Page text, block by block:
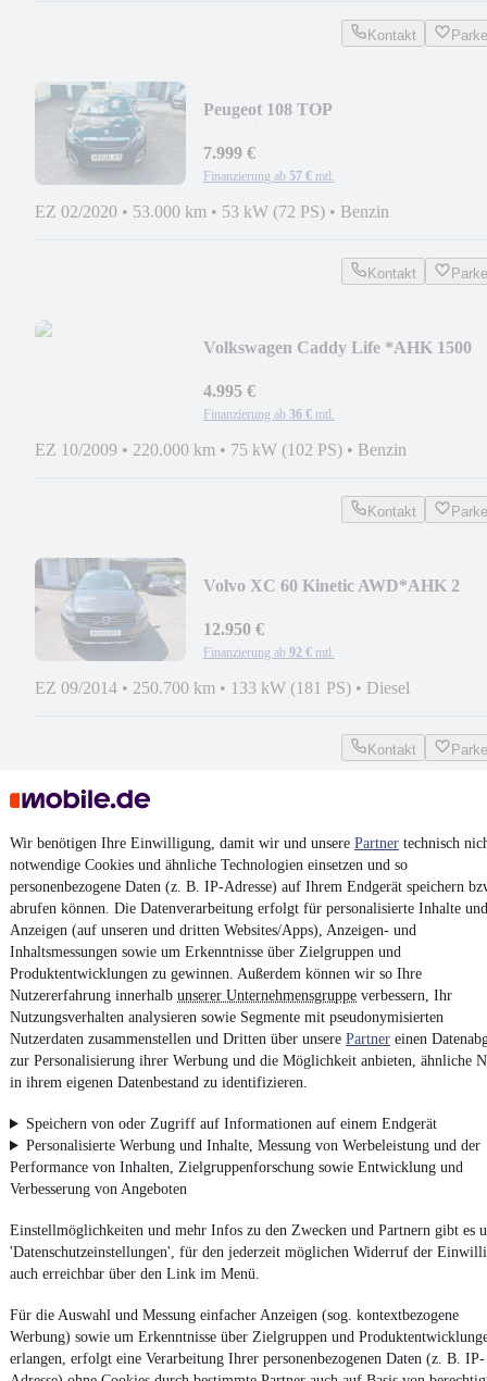
Wir benötigen Ihre Einwilligung, damit wir und unsere Partner technisch
notwendige Cookies und ähnliche Technologien einsetzen und so
personenbezogene Daten (z. B. IP-Adresse) auf Ihrem Endgerät speichern
abrufen können. Die Datenverarbeitung erfolgt für personalisierte Inhalte und
Anzeigen (auf unseren und dritten Websites/Apps), Anzeigen- und
Inhaltsmessungen sowie um Erkenntnisse über Zielgruppen und
Produktentwicklungen zu gewinnen. Außerdem können wir so Ihre
Nutzererfahrung innerhalb unserer Unternehmensgruppe verbessern, Ihr
Nutzungsverhalten analysieren sowie Segmente mit pseudonymisierten
Nutzerdaten zusammenstellen und Dritten über unsere Partner einen
zur Personalisierung ihrer Werbung und die Möglichkeit anbieten, ähnliche
in ihrem eigenen Datenbestand zu identifizieren.
Speichern von oder Zugriff auf Informationen auf einem Endgerät
Personalisierte Werbung und Inhalte, Messung von Werbeleistung und der
Performance von Inhalten, Zielgruppenforschung sowie Entwicklung und
Verbesserung von Angeboten
Einstellmöglichkeiten und mehr Infos zu den Zwecken und Partnern gibt es
'Datenschutzeinstellungen', für den jederzeit möglichen Widerruf der
auch erreichbar über den Link im Menü.
Für die Auswahl und Messung einfacher Anzeigen (sog. kontextbezogene
Werbung) sowie um Erkenntnisse über Zielgruppen und
erlangen, erfolgt eine Verarbeitung Ihrer personenbezogenen Daten (z. B. IP-
Kontakt
Peugeot 108 TOP
7.999 €
Finanzierung ab 57 € mtl.
EZ 02/2020 • 53.000 km • 53 kW (72 PS) • Benzin
Kontakt
Volkswagen Caddy Life *AHK 1500
4.995 €
Finanzierung ab 36 € mtl.
EZ 10/2009 • 220.000 km • 75 kW (102 PS) • Benzin
Kontakt
Volvo XC 60 Kinetic AWD*AHK 2
12.950 €
Finanzierung ab 92 € mtl.
EZ 09/2014 • 250.700 km • 133 kW (181 PS) • Diesel
Kontakt
MwSt. ausweisbar
4.6 Sterne
Nutze mobile.de schnell und einfach
App installieren
Impressum
Vertrag widerrufen
Datenschutzeinstellungen
Erklärung zur Barrierefreiheit
Powered by
ObNeuwagen ,GebrauchtwagenoderLeasing-Angebote: Alle
Fahrzeuge gibt es bei mobile.de